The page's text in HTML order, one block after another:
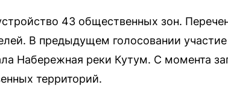
43 общественных зон.
В предыдущем голосовании
Набережная реки Кутум. С момента
территорий.